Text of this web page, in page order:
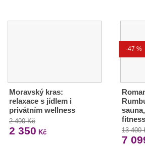
Moravský kras:
relaxace s jídlem i
privátním wellness
2 490 Kč
2 350 Kč
-47 %
13 400
7